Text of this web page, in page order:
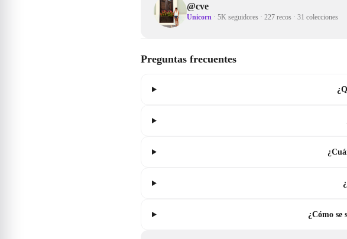
@cve
Unicorn · 5K seguidores · 227 recos · 31 colecciones
Preguntas frecuentes
¿Cómo se